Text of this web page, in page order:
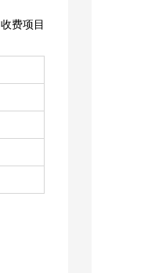
收费项目